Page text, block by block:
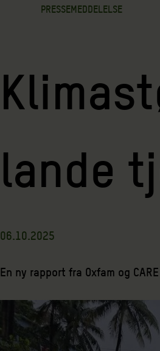
PRESSEMEDDELELSE
lande
06.10.2025
En ny rapport fra Oxfam og